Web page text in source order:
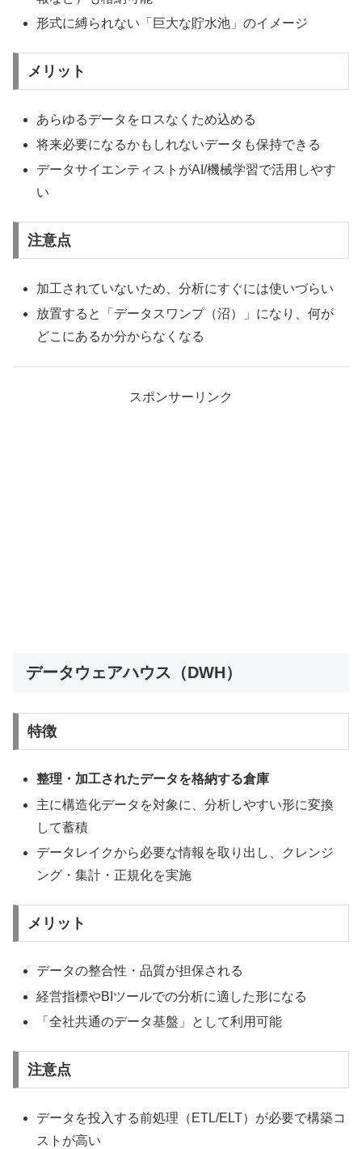
形式に縛られない「巨大な貯水池」のイメージ
メリット
あらゆるデータをロスなくため込める
将来必要になるかもしれないデータも保持できる
データサイエンティストがAI/機械学習で活用しやす
い
注意点
加工されていないため、分析にすぐには使いづらい
放置すると「データスワンプ（沼）」になり、何が
どこにあるか分からなくなる
スポンサーリンク
データウェアハウス（DWH）
特徴
整理・加工されたデータを格納する倉庫
主に構造化データを対象に、分析しやすい形に変換
して蓄積
データレイクから必要な情報を取り出し、クレンジ
ング・集計・正規化を実施
メリット
データの整合性・品質が担保される
経営指標やBIツールでの分析に適した形になる
「全社共通のデータ基盤」として利用可能
注意点
データを投入する前処理（ETL/ELT）が必要で構築コ
ストが高い